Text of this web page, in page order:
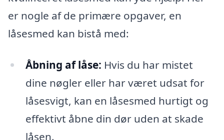
er nogle af de primære opgaver, en
låsesmed kan bistå med:
Åbning af låse: Hvis du har mistet
dine nøgler eller har været udsat for
låsesvigt, kan en låsesmed hurtigt og
effektivt åbne din dør uden at skade
låsen.